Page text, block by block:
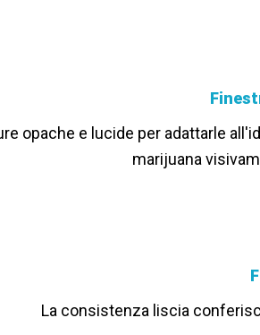
opache e lucide per adattarle
marijuana
La consistenza liscia